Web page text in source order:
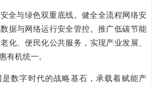
全与绿色双重底线。健全全流程网络安
据与网络运行安全管控。推广低碳节能
化、便民化公共服务，实现产业发展、
有机统一。
是数字时代的战略基石，承载着赋能产